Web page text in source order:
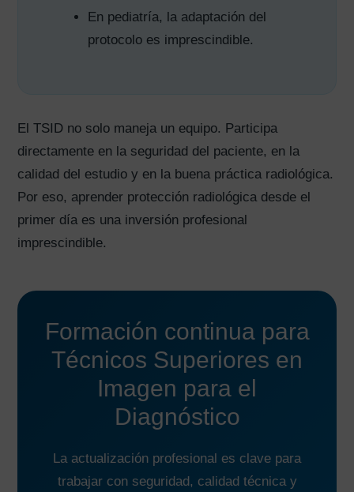
En pediatría, la adaptación del
protocolo es imprescindible.
El TSID no solo maneja un equipo. Participa
directamente en la seguridad del paciente, en la
calidad del estudio y en la buena práctica radiológica.
Por eso, aprender protección radiológica desde el
primer día es una inversión profesional
imprescindible.
Formación continua para
Técnicos Superiores en
Imagen para el
Diagnóstico
La actualización profesional es clave para
trabajar con seguridad, calidad técnica y